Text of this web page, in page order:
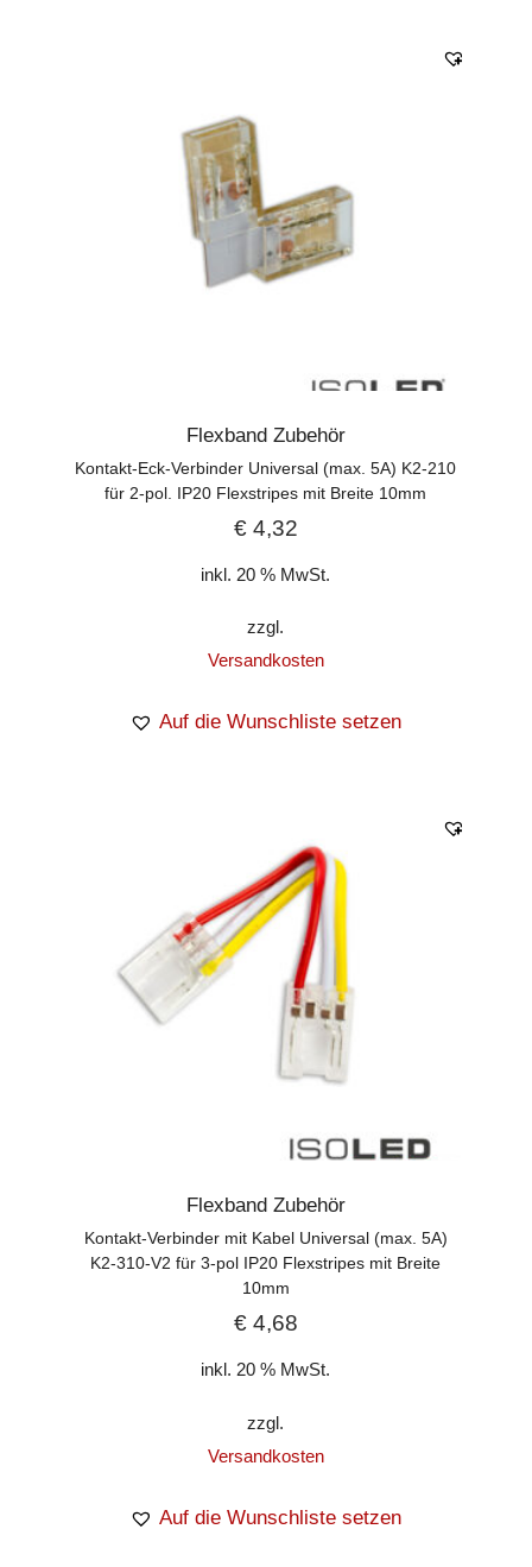
Flexband Zubehör
Kontakt-Eck-Verbinder Universal (max. 5A) K2-210
für 2-pol. IP20 Flexstripes mit Breite 10mm
€4,32
inkl. 20 % MwSt.
zzgl.
Versandkosten
Auf die Wunschliste setzen
Flexband Zubehör
Kontakt-Verbinder mit Kabel Universal (max. 5A)
K2-310-V2 für 3-pol IP20 Flexstripes mit Breite
10mm
€4,68
inkl. 20 % MwSt.
zzgl.
Versandkosten
Auf die Wunschliste setzen